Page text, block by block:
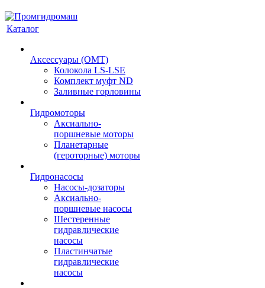
Каталог
Аксессуары (OMT)
Колокола LS-LSE
Комплект муфт ND
Заливные горловины
Гидромоторы
Аксиально-
поршневые моторы
Планетарные
(героторные) моторы
Гидронасосы
Насосы-дозаторы
Аксиально-
поршневые насосы
Шестеренные
гидравлические
насосы
Пластинчатые
гидравлические
насосы